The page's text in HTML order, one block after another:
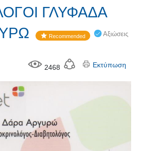
ΓΛΥΦΑΔΑ
Recommended Αξιώσεις
2468 Εκτύπωση